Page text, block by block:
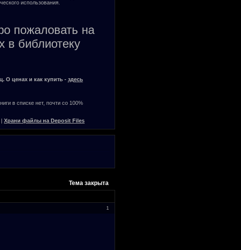
использования.
пожаловать на
в библиотеку
О ценах и как купить - здесь
в списке нет, почти со 100%
Храни файлы на Deposit Files
Тема закрыта
1